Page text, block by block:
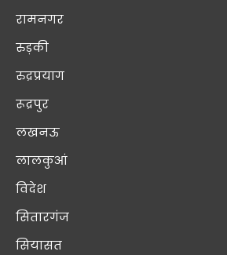
रामनगर
रुड़की
रुद्रप्रयाग
रूद्रपुर
लखनऊ
लालकुआं
विदेश
सितारगंज
सियासत